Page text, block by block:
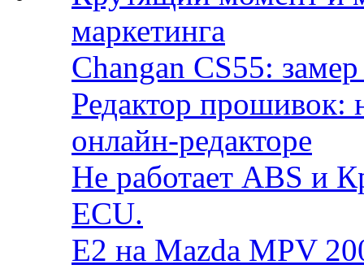
маркетинга
Changan CS55:
Редактор прошивок:
онлайн-редакторе
Не работает ABS и
ECU.
E2 на Mazda MPV